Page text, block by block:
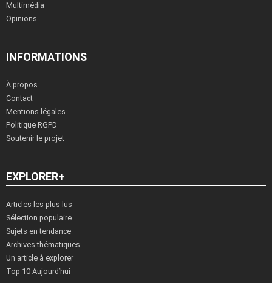
Multimédia
Opinions
INFORMATIONS
À propos
Contact
Mentions légales
Politique RGPD
Soutenir le projet
EXPLORER+
Articles les plus lus
Sélection populaire
Sujets en tendance
Archives thématiques
Un article à explorer
Top 10 Aujourd’hui